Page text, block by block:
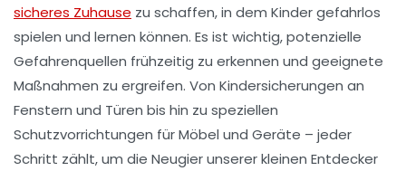
sicheres Zuhause zu schaffen, in dem Kinder gefahrlos
spielen und lernen können. Es ist wichtig, potenzielle
Gefahrenquellen frühzeitig zu erkennen und geeignete
Maßnahmen zu ergreifen. Von Kindersicherungen an
Fenstern und Türen bis hin zu speziellen
Schutzvorrichtungen für Möbel und Geräte – jeder
Schritt zählt, um die Neugier unserer kleinen Entdecker